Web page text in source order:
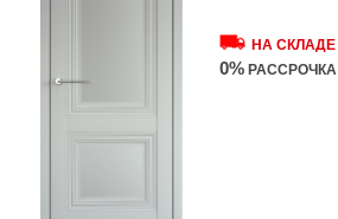
НА СКЛАДЕ
0% РАССРОЧКА